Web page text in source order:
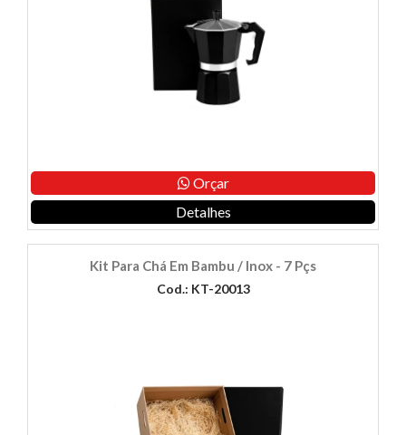
Orçar
Detalhes
Kit Para Chá Em Bambu / Inox - 7 Pçs
Cod.: KT-20013